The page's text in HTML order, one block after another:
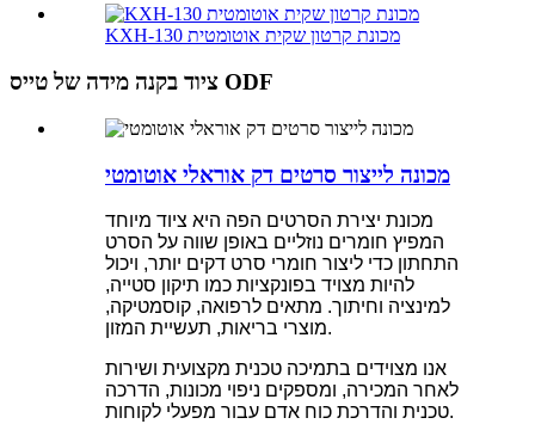
KXH-130 מכונת קרטון שקית אוטומטית
ציוד בקנה מידה של טייס ODF
מכונה לייצור סרטים דק אוראלי אוטומטי
מכונת יצירת הסרטים הפה היא ציוד מיוחד
המפיץ חומרים נוזליים באופן שווה על הסרט
התחתון כדי ליצור חומרי סרט דקים יותר, ויכול
להיות מצויד בפונקציות כמו תיקון סטייה,
למינציה וחיתוך. מתאים לרפואה, קוסמטיקה,
מוצרי בריאות, תעשיית המזון.
אנו מצוידים בתמיכה טכנית מקצועית ושירות
לאחר המכירה, ומספקים ניפוי מכונות, הדרכה
טכנית והדרכת כוח אדם עבור מפעלי לקוחות.